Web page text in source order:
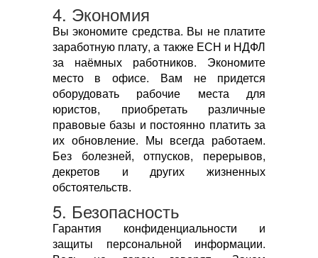
4. Экономия
Вы экономите средства. Вы не платите
заработную плату, а также ЕСН и НДФЛ
за наёмных работников. Экономите
место в офисе. Вам не придется
оборудовать рабочие места для
юристов, приобретать различные
правовые базы и постоянно платить за
их обновление. Мы всегда работаем.
Без болезней, отпусков, перерывов,
декретов и других жизненных
обстоятельств.
5. Безопасность
Гарантия конфиденциальности и
защиты персональной информации.